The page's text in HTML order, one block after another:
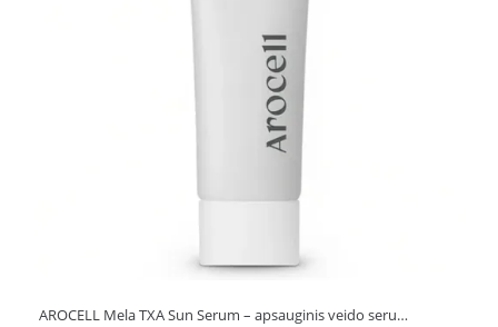
AROCELL Mela TXA Sun Serum – apsauginis veido seru…